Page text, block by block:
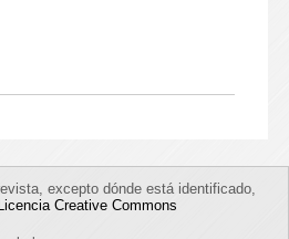
excepto dónde está identificado,
Licencia Creative Commons